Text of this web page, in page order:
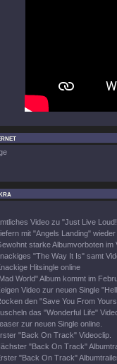
Video zu "Just Live
mit "Angels Landing"
starke Albumvorboten im
"The Way It Is" samt
Hitsingle online
World" Album kommt im
Video zur neuen Single
den "Save You From
das "Wonderful Life"
zur neuen Single online.
"Back On Track" Videoclip.
"Back On Track"
"Back On Track"